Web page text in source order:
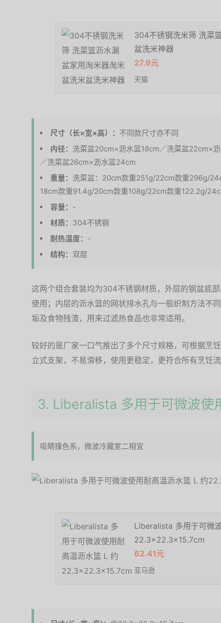
304不锈钢洗米筛 洗菜
盆洗米神器
27.9元
天猫
尺寸（长×宽×高）： 不同款尺寸亦不同
内径： 洗菜盆20cm×沥水篮18cm／洗菜盆22cm×
／洗菜盆26cm×沥水篮24cm
重量： 洗菜盆：20cm款重251g/22cm款重296g/
18cm款重91.4g/20cm款重108g/22cm款重122.2g/
容量： -
材质： 304不锈钢
耐热温度： -
结构： 双层
这两个组合套装均为304不锈钢材质，外层的钢盆底
使用；内层的沥水篮的网状排水孔与一般织制方法不
垢及食物残渣，用来过滤热食品也非常适用。
较好的是厂家一口气推出了多个尺寸规格，可根据烹
立式支架，不易滑移，使用更稳定，更符合所有烹饪
3. Liberalista 多用于可微波使
吸睛撞色系，微波冷藏室二相宜
Liberalista 多用于可微
22.3×22.3×15.7cm
62.41元
亚马逊